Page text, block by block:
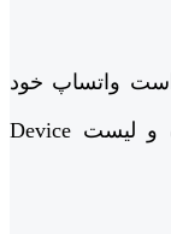
واتساپ خود
بزنید. سپس وارد Linked devices شده و لیست Device